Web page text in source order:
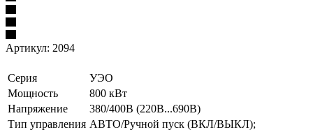
Артикул: 2094
Серия
УЭО
Мощность
800 кВт
Напряжение
380/400В (220В...690В)
Тип управления АВТО/Ручной пуск (ВКЛ/ВЫКЛ);